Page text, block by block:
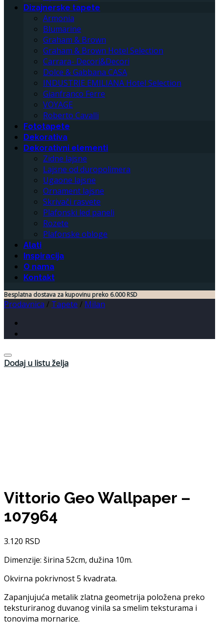
Dizajnerske tapete
Armonia
Blumarine
Graham & Brown
Graham & Brown Hotel Selection
Carrara- Decori&Decori
Dolce & Gabbana CASA
INDUSTRIE EMILIANA Hotel Selection
Gianfranco Ferre
VOYAGE
Roberto Cavalli
Fototapete
Dekorativa
Dekorativni elementi
Zidne lajsne
Lajsne od duropolimera
Ugaone lajsne
Ornament lajsne
Skrivači rasvete
Plafonski led paneli
Rozete
Plafonske obloge
Alati
Inspiracija
O nama
Kontakt
Besplatna dostava za kupovinu preko 6.000 RSD
Prodavnica / Tapete / Milan
Dodaj u listu želja
Vittorio Geo Wallpaper –
107964
3.120 RSD
Dimenzije: širina 52cm, dužina 10m.
Okvirna pokrivnost 5 kvadrata.
Zapanjujuća metalik zlatna geometrija položena preko
teksturiranog duvanog vinila sa smelim teksturama i
tonovima mornarice.